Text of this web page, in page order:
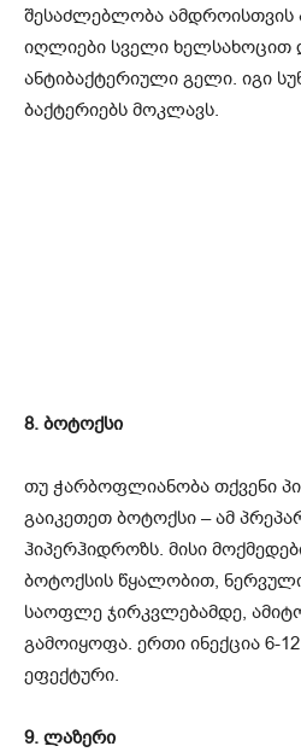
შესაძლებლობა ამდროისთვის
იღლიები სველი ხელსახოცით
ანტიბაქტერიული გელი. იგი
ბაქტერიებს მოკლავს.
8. ბოტოქსი
თუ ჭარბოფლიანობა თქვენი
გაიკეთეთ ბოტოქსი – ამ
ჰიპერჰიდროზს. მისი
ბოტოქსის წყალობით,
საოფლე ჯირკვლებამდე,
გამოიყოფა. ერთი ინექცია 6-
ეფექტური.
9. ლაზერი